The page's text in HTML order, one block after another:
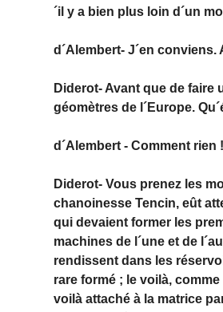
´il y a bien plus loin d´un
d´Alembert- J´en conviens.
Diderot- Avant que de faire
géomètres de l´Europe.
d´Alembert - Comment rien
Diderot- Vous prenez les
chanoinesse Tencin, eût
qui devaient former les
machines de l´une et de
rendissent dans les
rare formé ; le voilà,
voilà attaché à la matrice